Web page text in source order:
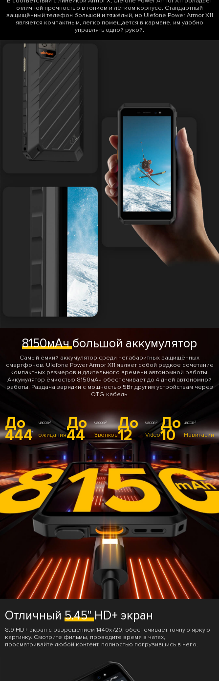
отличной прочностью в тонком и лёгком корпусе. Стандартный
защищённый телефон большой и тяжёлый, но Ulefone Power Armor X11
является компактным, легко помещается в кармане, им удобно
управлять одной рукой.
8150мАчбольшой аккумулятор
Самый ёмкий аккумулятор среди негабаритных защищённых
смартфонов. Ulefone Power Armor X11 являет собой редкое сочетание
компактных размеров и длительного времени автономной работы.
Аккумулятор ёмкостью 8150мАч обеспечивает до 4 дней автономной
работы. Раздача зарядки с мощностью 5Вт другим устройствам через
OTG-кабель.
До
444
часов2
ожидания
До
44
часов2
Звонков
До
12
часов2
Video
До
10
часов2
Навигации
Отличный 5.45"HD+ экран
8:9 HD+ экран с разрешением 1440x720, обеспечивает точную яркую
картинку. Смотрите фильмы, проводите время в чатах,
просматривайте любой контент, полностью погрузившись в него.